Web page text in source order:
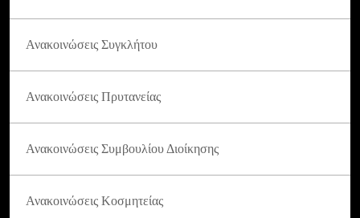
Ανακοινώσεις Συγκλήτου
Ανακοινώσεις Πρυτανείας
Ανακοινώσεις Συμβουλίου Διοίκησης
Ανακοινώσεις Κοσμητείας